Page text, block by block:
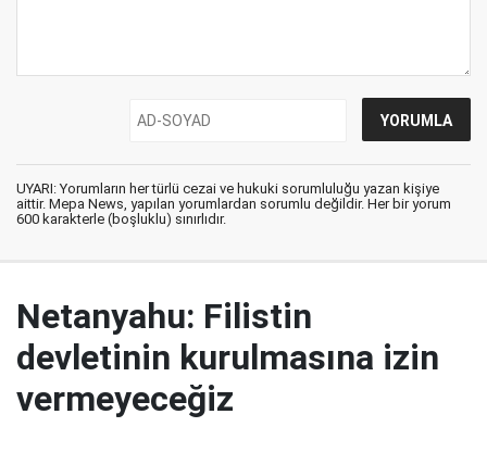
UYARI: Yorumların her türlü cezai ve hukuki sorumluluğu yazan kişiye
aittir. Mepa News, yapılan yorumlardan sorumlu değildir. Her bir yorum
600 karakterle (boşluklu) sınırlıdır.
Netanyahu: Filistin
devletinin kurulmasına izin
vermeyeceğiz